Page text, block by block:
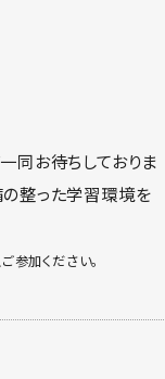
同お待ちしておりま
整った学習環境を
加ください。